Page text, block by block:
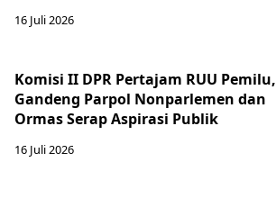
16 Juli 2026
Komisi II DPR Pertajam RUU Pemilu,
Gandeng Parpol Nonparlemen dan
Ormas Serap Aspirasi Publik
16 Juli 2026